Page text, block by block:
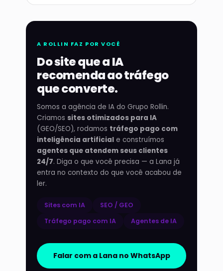
A ROLLIN FAZ POR VOCÊ
Do site que a IA
recomenda ao tráfego
que converte.
Somos a agência de IA do Grupo Rollin.
Criamos sites otimizados para IA
(GEO/SEO), rodamos tráfego pago com
inteligência artificial e construímos
agentes que atendem seus clientes
24/7. Diga o que você precisa — a Lana já
entra no contexto do que você acabou de
ler.
Sites com IA
SEO / GEO
Tráfego pago com IA
Agentes de IA
Falar com a Lana no WhatsApp